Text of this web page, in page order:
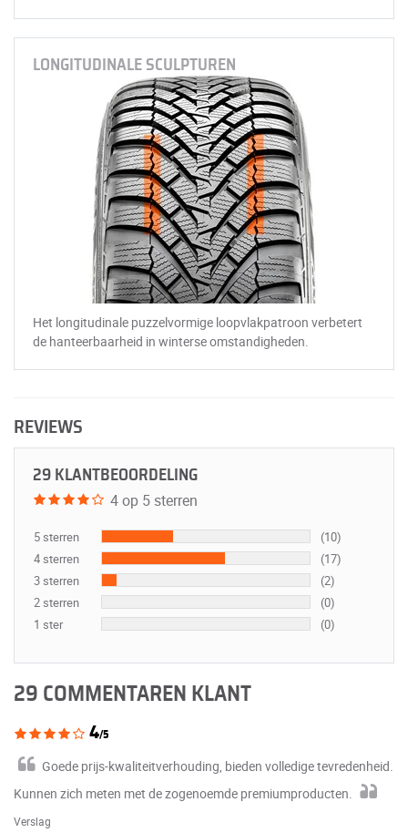
LONGITUDINALE SCULPTUREN
Het longitudinale puzzelvormige loopvlakpatroon verbetert
de hanteerbaarheid in winterse omstandigheden.
REVIEWS
29 KLANTBEOORDELING
4 op 5 sterren
5 sterren
(10)
4 sterren
(17)
3 sterren
(2)
2 sterren
(0)
1 ster
(0)
29 COMMENTAREN KLANT
4/5
Goede prijs-kwaliteitverhouding, bieden volledige tevredenheid.
Kunnen zich meten met de zogenoemde premiumproducten.
Verslag